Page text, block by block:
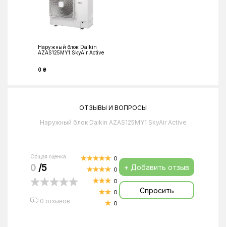
Наружный блок Daikin
AZAS125MY1 SkyAir Active
0 ₴
ОТЗЫВЫ И ВОПРОСЫ
Наружный блок Daikin AZAS125MY1 SkyAir Active
Общая оценка
0 /5
0 отзывов
0
0
0
0
0
+ Добавить отзыв
Спросить